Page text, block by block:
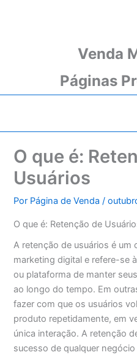
Venda
Páginas
O que é:
Usuários
Por Página de Venda/
O que é: Retenção de
A retenção de usuários é
marketing digital e refere-se
ou plataforma de manter
ao longo do tempo. Em
fazer com que os usuários
produto repetidamente, em
única interação. A retenção
sucesso de qualquer